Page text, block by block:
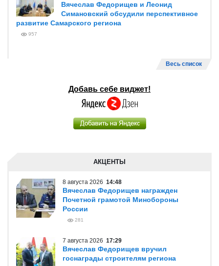
Вячеслав Федорищев и Леонид
Симановский обсудили перспективное
развитие Самарского региона
957
Весь список
Добавь себе виджет!
АКЦЕНТЫ
8 августа 2026 14:48
Вячеслав Федорищев награжден
Почетной грамотой Минобороны
России
281
7 августа 2026 17:29
Вячеслав Федорищев вручил
госнаграды строителям региона